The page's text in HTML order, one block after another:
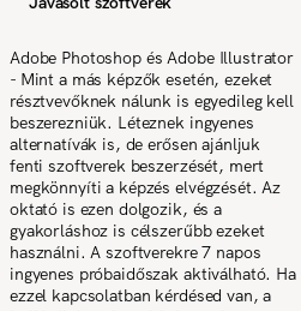
Adobe Photoshop és Adobe Illustrator
- Mint a más képzők esetén, ezeket
résztvevőknek nálunk is egyedileg kell
beszerezniük. Léteznek ingyenes
alternatívák is, de erősen ajánljuk
fenti szoftverek beszerzését, mert
megkönnyíti a képzés elvégzését. Az
oktató is ezen dolgozik, és a
gyakorláshoz is célszerűbb ezeket
használni. A szoftverekre 7 napos
ingyenes próbaidőszak aktiválható. Ha
ezzel kapcsolatban kérdésed van, a